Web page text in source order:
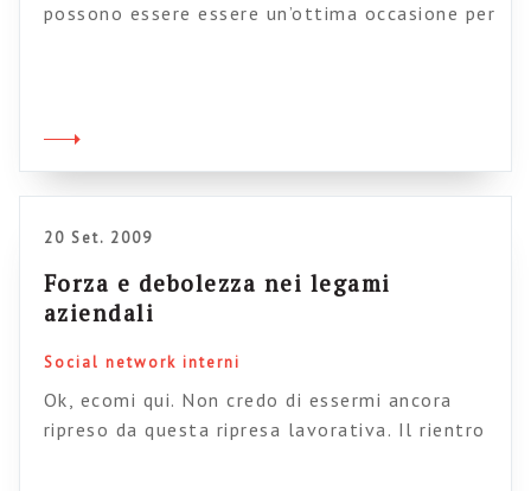
possono essere essere un’ottima occasione per
Qualche tempo fa ho anche postato quello
riguardo. Oggi vedo che quest’idea […]
20 Set. 2009
Forza e debolezza nei legami
aziendali
Social network interni
Ok, ecomi qui. Non credo di essermi ancora
ripreso da questa ripresa lavorativa. Il rientro